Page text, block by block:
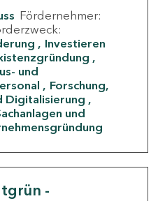
Fördernehmer:
Investieren
und
Forschung,
Digitalisierung
und
-